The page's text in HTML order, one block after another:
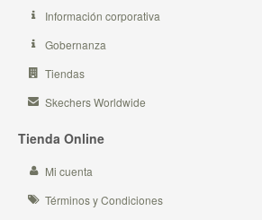
Información corporativa
Gobernanza
Tiendas
Skechers Worldwide
Tienda Online
Mi cuenta
Términos y Condiciones